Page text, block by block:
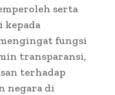
serta
kepada
fungsi
transparansi,
terhadap
negara di